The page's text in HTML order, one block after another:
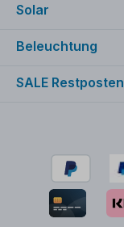
Solar
Beleuchtung
SALE Restposten